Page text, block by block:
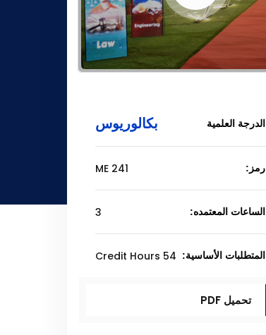
الدرجة العلمية بكالوريوس
رمز: ME 241
الساعات المعتمده: 3
المتطلبات الأساسية: 54 Credit Hours
تحميل PDF